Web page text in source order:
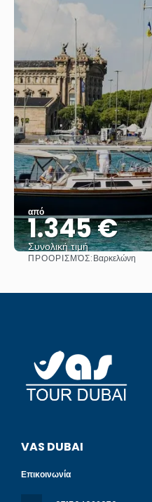
από
1.345 €
Συνολική τιμή
ΠΡΟΟΡΙΣΜΌΣ:Βαρκελώνη
VAS DUBAI
Επικοινωνία